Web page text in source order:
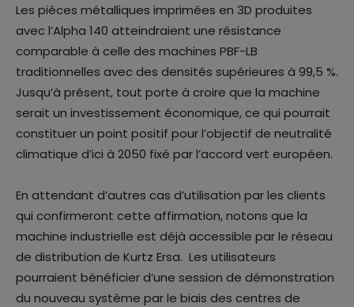
Les pièces métalliques imprimées en 3D produites
avec l’Alpha 140 atteindraient une résistance
comparable à celle des machines PBF-LB
traditionnelles avec des densités supérieures à 99,5 %.
Jusqu’à présent, tout porte à croire que la machine
serait un investissement économique, ce qui pourrait
constituer un point positif pour l’objectif de neutralité
climatique d’ici à 2050 fixé par l’accord vert européen.
En attendant d’autres cas d’utilisation par les clients
qui confirmeront cette affirmation, notons que la
machine industrielle est déjà accessible par le réseau
de distribution de Kurtz Ersa. Les utilisateurs
pourraient bénéficier d’une session de démonstration
du nouveau système par le biais des centres de